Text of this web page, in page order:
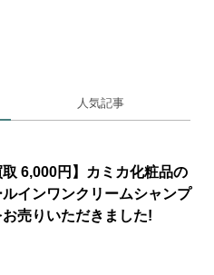
人気記事
取 6,000円】カミカ化粧品の
インワンクリームシャンプ
お売りいただきました!